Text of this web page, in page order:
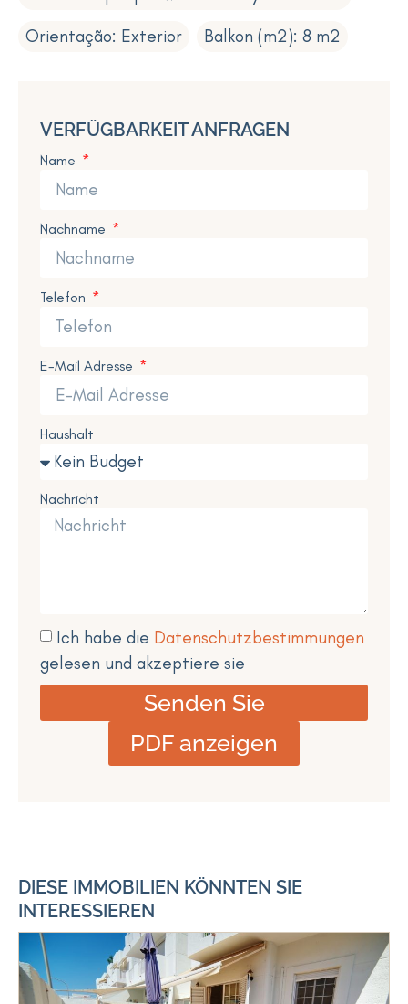
Orientação: Exterior
Balkon (m2): 8 m2
VERFÜGBARKEIT ANFRAGEN
Name
Nachname
Telefon
E-Mail Adresse
Haushalt
Nachricht
Ich habe die Datenschutzbestimmungen
gelesen und akzeptiere sie
Senden Sie
PDF anzeigen
DIESE IMMOBILIEN KÖNNTEN SIE
INTERESSIEREN